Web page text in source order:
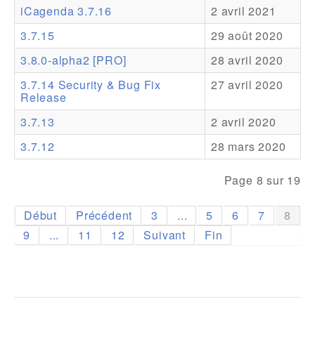
Support
Forum
iCagenda 3.7.16
2 avril 2021
3.7.15
29 août 2020
3.8.0-alpha2 [PRO]
28 avril 2020
3.7.14 Security & Bug Fix
Release
27 avril 2020
3.7.13
2 avril 2020
3.7.12
28 mars 2020
Page 8 sur 19
Début Précédent 3 ... 5 6 7
8
9
... 11 12 Suivant Fin